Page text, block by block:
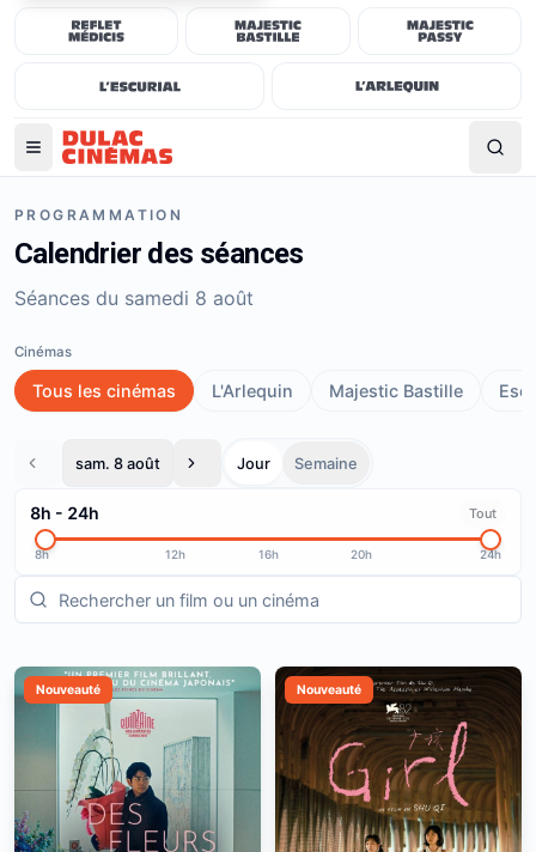
PROGRAMMATION
Calendrier des séances
Séances du samedi 8 août
sam. 8 août Jour Semaine
8h - 24h Tout
8h 12h 16h 20h 24h
Cinémas
Tous les cinémas L'Arlequin Majestic Bastille
Nouveauté Nouveauté